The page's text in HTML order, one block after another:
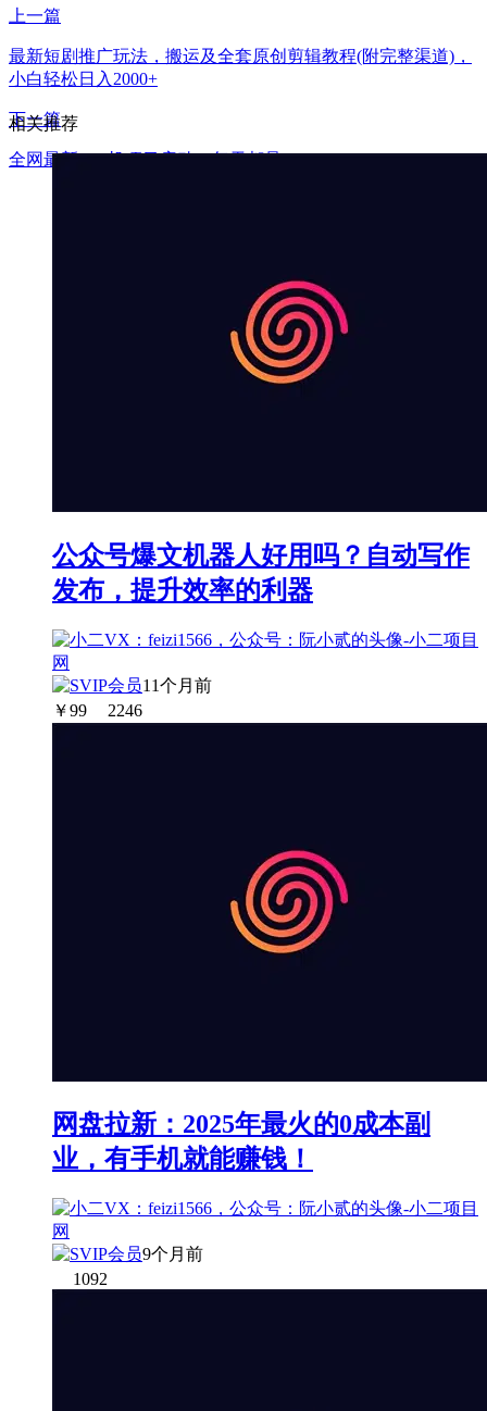
上一篇
最新短剧推广玩法，搬运及全套原创剪辑教程(附完整渠道)，
小白轻松日入2000+
下一篇
全网最新gua.机项目启动，每天都是200+
相关推荐
公众号爆文机器人好用吗？自动写作
发布，提升效率的利器
11个月前
￥99 2246
网盘拉新：2025年最火的0成本副
业，有手机就能赚钱！
9个月前
1092